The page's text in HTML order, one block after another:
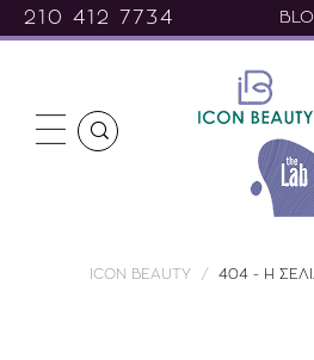
210 412 7734
ICON BEAUTY 404 - Η